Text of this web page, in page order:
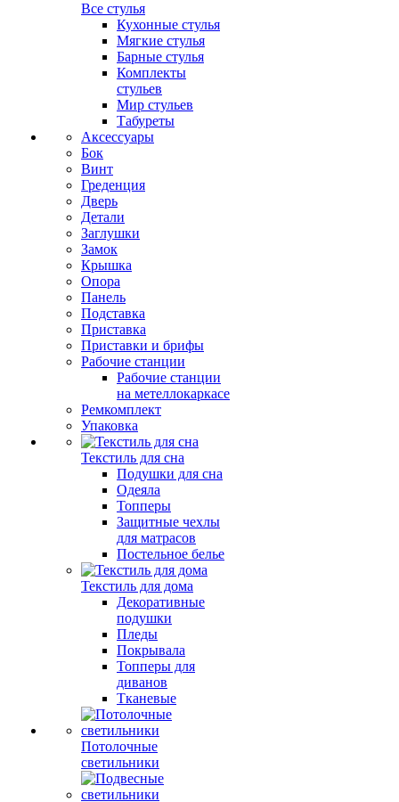
Все стулья
Кухонные стулья
Мягкие стулья
Барные стулья
Комплекты
стульев
Мир стульев
Табуреты
Аксессуары
Бок
Винт
Греденция
Дверь
Детали
Заглушки
Замок
Крышка
Опора
Панель
Подставка
Приставка
Приставки и брифы
Рабочие станции
Рабочие станции
на метеллокаркасе
Ремкомплект
Упаковка
Текстиль для сна
Подушки для сна
Одеяла
Топперы
Защитные чехлы
для матрасов
Постельное белье
Текстиль для дома
Декоративные
подушки
Пледы
Покрывала
Топперы для
диванов
Тканевые
Потолочные
светильники